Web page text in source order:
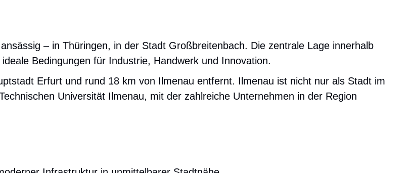
– in Thüringen, in der Stadt Großbreitenbach. Die zentrale Lage innerhalb
Bedingungen für Industrie, Handwerk und Innovation.
Erfurt und rund 18 km von Ilmenau entfernt. Ilmenau ist nicht nur als Stadt im
Universität Ilmenau, mit der zahlreiche Unternehmen in der Region